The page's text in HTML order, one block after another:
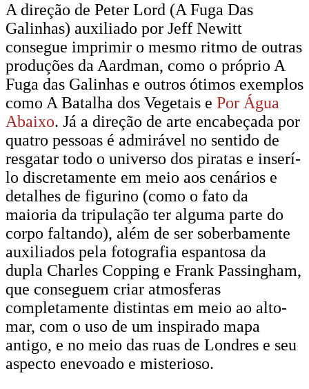
A direção de Peter Lord (A Fuga Das
Galinhas) auxiliado por Jeff Newitt
consegue imprimir o mesmo ritmo de outras
produções da Aardman, como o próprio A
Fuga das Galinhas e outros ótimos exemplos
como A Batalha dos Vegetais e Por Água
Abaixo. Já a direção de arte encabeçada por
quatro pessoas é admirável no sentido de
resgatar todo o universo dos piratas e inserí-
lo discretamente em meio aos cenários e
detalhes de figurino (como o fato da
maioria da tripulação ter alguma parte do
corpo faltando), além de ser soberbamente
auxiliados pela fotografia espantosa da
dupla Charles Copping e Frank Passingham,
que conseguem criar atmosferas
completamente distintas em meio ao alto-
mar, com o uso de um inspirado mapa
antigo, e no meio das ruas de Londres e seu
aspecto enevoado e misterioso.